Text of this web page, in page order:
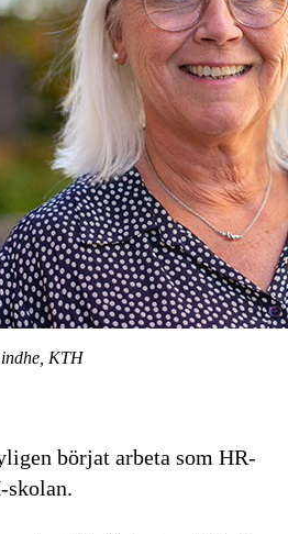
KTH
börjat arbeta som HR-
skolan.